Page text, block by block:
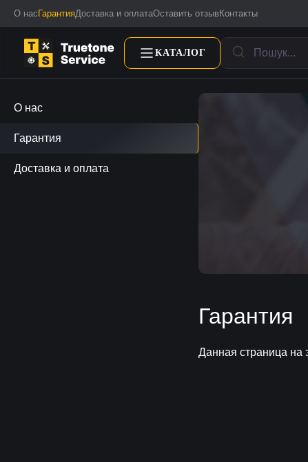
О нас ГарантияДоставка и оплатаОставить отзыв Контакты
КАТАЛОГ
О нас
Гарантия
Доставка и оплата
Гарантия
Данная страница на